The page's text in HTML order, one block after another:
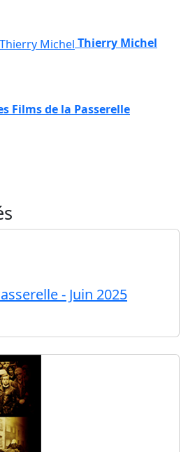
Thierry Michel
Films de la Passerelle
- Juin 2025